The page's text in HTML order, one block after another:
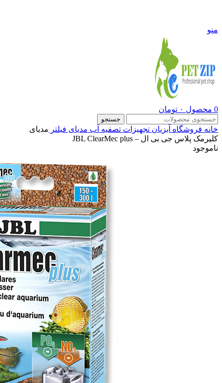
منو
0 محصول ۰ تومان
جستجو
خانه فروشگاه آبزیان تجهیزات تصفیه آب مدیای فیلتر مدیای
کلیرمک پلاس جی بی ال – JBL ClearMec plus
ناموجود